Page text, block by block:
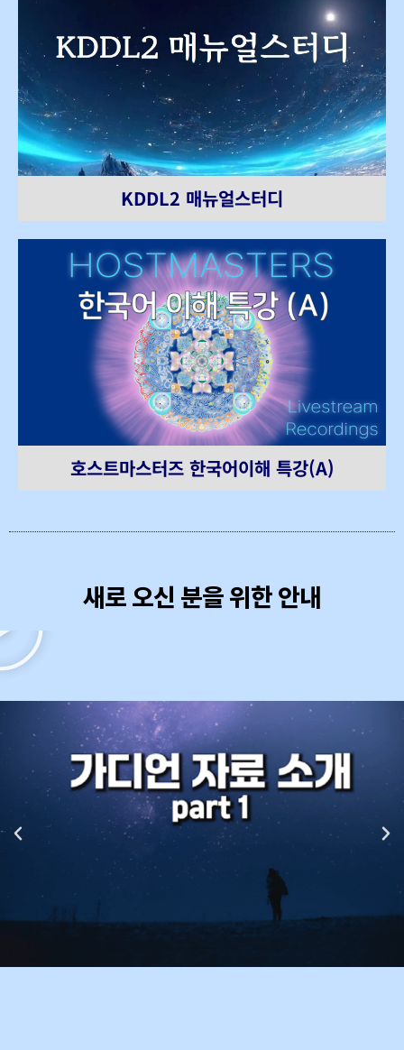
KDDL2 매뉴얼스터디
호스트마스터즈 한국어이해 특강(A)
새로 오신 분을 위한 안내